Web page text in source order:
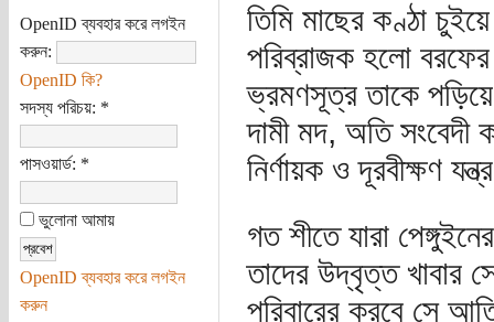
OpenID ব্যবহার করে লগইন
করুন:
OpenID কি?
সদস্য পরিচয়: *
পাসওয়ার্ড: *
ভুলোনা আমায়
OpenID ব্যবহার করে লগইন
করুন
তিমি মাছের কণ্ঠা
পরিব্রাজক হলো
ভ্রমণসূত্র তাকে
দামী মদ, অতি সংবেদী
নির্ণায়ক ও দূরবীক্ষণ
গত শীতে যারা
তাদের উদ্বৃত্ত খাবার
পরিবারের করবে সে